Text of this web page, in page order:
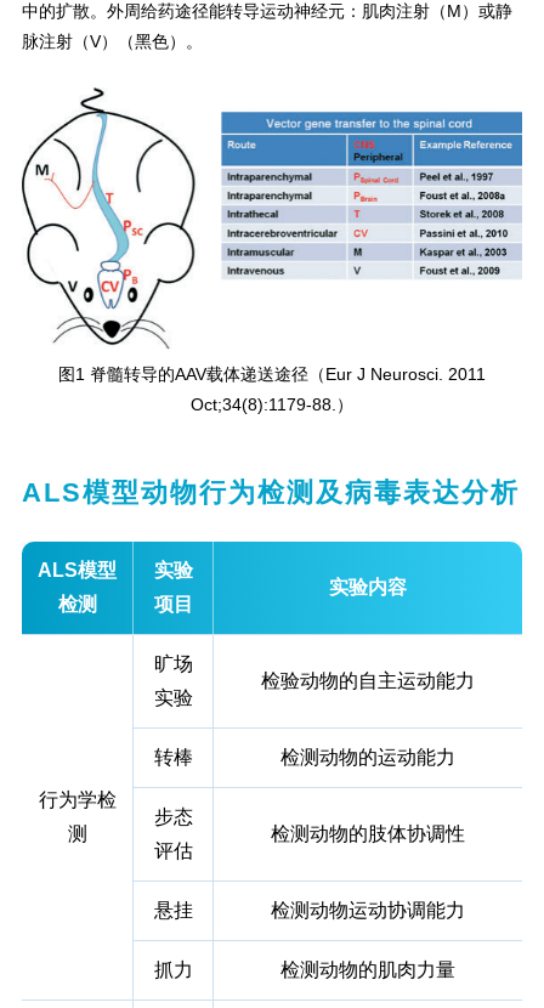
中的扩散。外周给药途径能转导运动神经元：肌肉注射（M）或静
脉注射（V）（黑色）。
图1 脊髓转导的AAV载体递送途径（Eur J Neurosci. 2011
Oct;34(8):1179-88.）
ALS模型动物行为检测及病毒表达分析
ALS模型
检测
实验
项目
实验内容
行为学检
测
旷场
实验
检验动物的自主运动能力
转棒 检测动物的运动能力
步态
评估
检测动物的肢体协调性
悬挂 检测动物运动协调能力
抓力 检测动物的肌肉力量